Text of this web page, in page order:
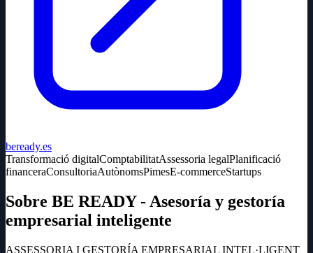
beready.es
Transformació digitalComptabilitatAssessoria legalPlanificació
financeraConsultoriaAutònomsPimesE-commerceStartups
Sobre BE READY - Asesoría y gestoría
empresarial inteligente
ASSESSORIA I GESTORÍA EMPRESARIAL INTEL·LIGENT